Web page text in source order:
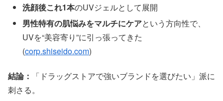
洗顔後これ1本のUVジェルとして展開
男性特有の肌悩みをマルチにケアという方向性で、
UVを“美容寄り”に引っ張ってきた
(corp.shiseido.com)
結論：
「ドラッグストアで強いブランドを選びたい」派に
刺さる。